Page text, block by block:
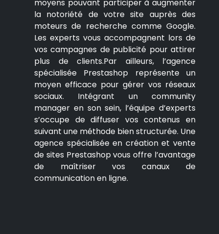
moyens pouvant participer à augmenter
la notoriété de votre site auprès des
moteurs de recherche comme Google.
Les experts vous accompagnent lors de
vos campagnes de publicité pour attirer
plus de clients.Par ailleurs, l’agence
spécialisée Prestashop représente un
moyen efficace pour gérer vos réseaux
sociaux. Intégrant un community
manager en son sein, l’équipe d’experts
s’occupe de diffuser vos contenus en
suivant une méthode bien structurée. Une
agence spécialisée en création et vente
de sites Prestashop vous offre l’avantage
de maîtriser vos canaux de
communication en ligne.